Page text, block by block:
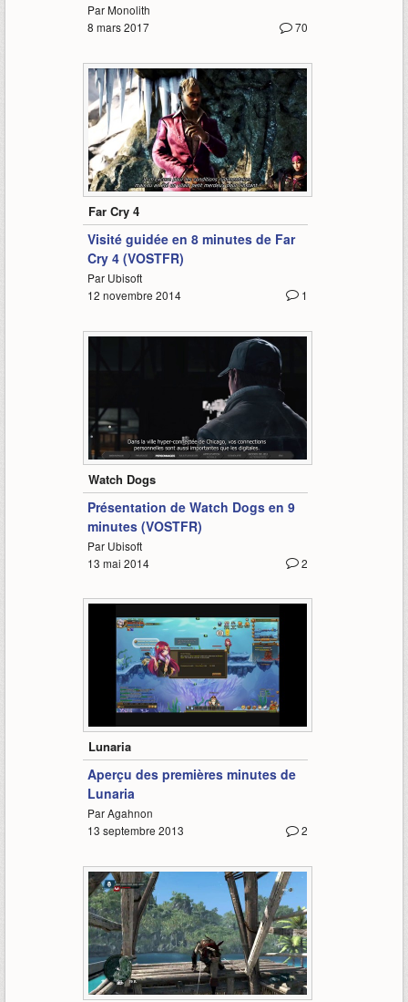
Par Monolith
70
8 mars 2017
7:58
Far Cry 4
Visité guidée en 8 minutes de Far
Cry 4 (VOSTFR)
Par Ubisoft
1
12 novembre 2014
9:27
Watch Dogs
Présentation de Watch Dogs en 9
minutes (VOSTFR)
Par Ubisoft
2
13 mai 2014
13:55
Lunaria
Aperçu des premières minutes de
Lunaria
Par Agahnon
2
13 septembre 2013
9:46